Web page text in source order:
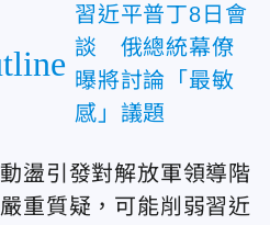
習近平普丁8日會
談 俄總統幕僚
曝將討論「最敏
感」議題
盪引發對解放軍領導階
重質疑，可能削弱習近